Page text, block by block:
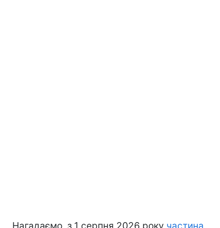
Нагадаємо, з 1 серпня 2026 року частина